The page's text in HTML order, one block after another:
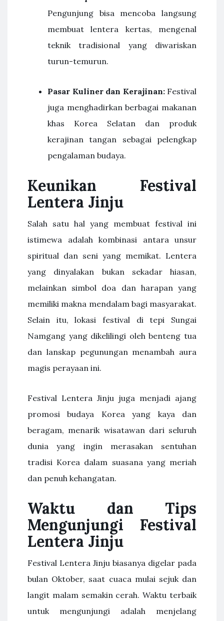
Pengunjung bisa mencoba langsung
membuat lentera kertas, mengenal
teknik tradisional yang diwariskan
turun-temurun.
Pasar Kuliner dan Kerajinan:Festival
juga menghadirkan berbagai makanan
khas Korea Selatan dan produk
kerajinan tangan sebagai pelengkap
pengalaman budaya.
Keunikan Festival
Lentera Jinju
Salah satu hal yang membuat festival ini
istimewa adalah kombinasi antara unsur
spiritual dan seni yang memikat. Lentera
yang dinyalakan bukan sekadar hiasan,
melainkan simbol doa dan harapan yang
memiliki makna mendalam bagi masyarakat.
Selain itu, lokasi festival di tepi Sungai
Namgang yang dikelilingi oleh benteng tua
dan lanskap pegunungan menambah aura
magis perayaan ini.
Festival Lentera Jinju juga menjadi ajang
promosi budaya Korea yang kaya dan
beragam, menarik wisatawan dari seluruh
dunia yang ingin merasakan sentuhan
tradisi Korea dalam suasana yang meriah
dan penuh kehangatan.
Waktu dan Tips
Mengunjungi Festival
Lentera Jinju
Festival Lentera Jinju biasanya digelar pada
bulan Oktober, saat cuaca mulai sejuk dan
langit malam semakin cerah. Waktu terbaik
untuk mengunjungi adalah menjelang